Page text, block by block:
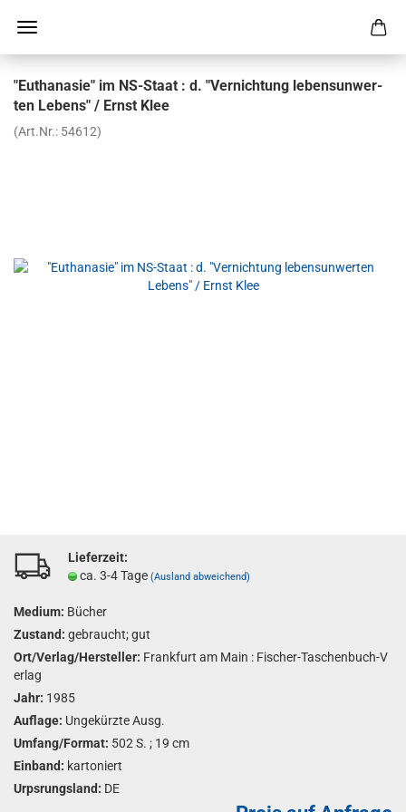
"Eu­tha­na­sie" im NS-​Staat : d. "Ver­nich­tung le­bens­un­wer­
ten Le­bens" / Ernst Klee
(Art.Nr.: 54612)
Lieferzeit:
ca. 3-4 Tage (Ausland abweichend)
Medium: Bücher
Zustand: gebraucht; gut
Ort/Verlag/Hersteller: Frankfurt am Main : Fischer-Taschenbuch-V
erlag
Jahr: 1985
Auflage: Ungekürzte Ausg.
Umfang/Format: 502 S. ; 19 cm
Einband: kartoniert
Urpsrungsland: DE